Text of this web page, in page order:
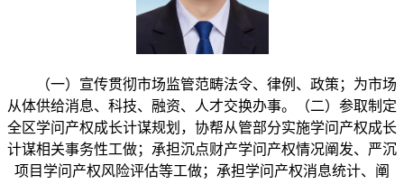
（一）宣传贯彻市场监管范畴法令、律例、政策；为市场
从体供给消息、科技、融资、人才交换办事。（二）参取制定
全区学问产权成长计谋规划，协帮从管部分实施学问产权成长
计谋相关事务性工做；承担沉点财产学问产权情况阐发、严沉
项目学问产权风险评估等工做；承担学问产权消息统计、阐